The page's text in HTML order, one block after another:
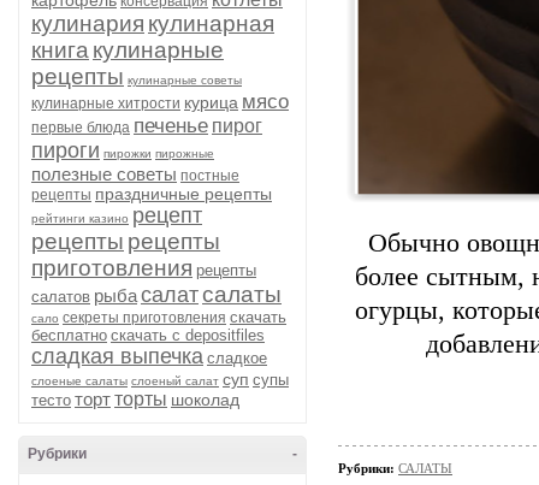
кулинария кулинарная
книга кулинарные
рецепты кулинарные советы
кулинарные хитрости курица мясо
первые блюда печенье пирог
пироги пирожки пирожные
полезные советы постные
рецепты праздничные рецепты
рейтинги казино рецепт
рецепты рецепты
приготовления рецепты
салатов рыбасалатсалаты
сало секреты приготовления скачать
бесплатно скачать с depositfiles
сладкая выпечка сладкое
слоеные салаты слоеный салат суп супы
тесто тортторты шоколад
-
Рубрики
Обычно
более сытным,
огурцы,
Рубрики: САЛАТЫ